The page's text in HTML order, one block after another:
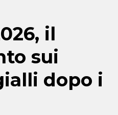
il
sui
dopo i